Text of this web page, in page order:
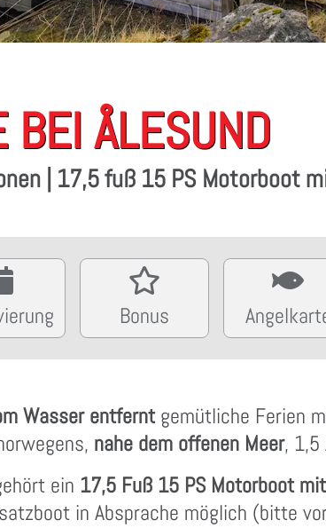
ÅLESUND
| 17,5 fuß 15 PS Motorboot
Bonus
Wasser entfernt gemütliche Ferien
nahe dem offenen Meer, 1,5
ein 17,5 Fuß 15 PS Motorboot
in Absprache möglich (bitte